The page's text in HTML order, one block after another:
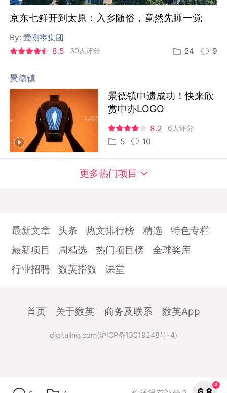
京东七鲜开到太原：入乡随俗，竟然先睡一觉
By:壹捌零集团
8.5
30人评分 24 9
景德镇
景德镇申遗成功！快来欣
赏申办LOGO
8.2 6人评分
5 10
更多热门项目
4
最新文章 头条 热文排行榜 精选
特色专栏
最新项目
周精选 热门项目榜
全球奖库
行业招聘
数英指数 课堂
首页 关于数英 商务及联系 数英App
digitaling.com(沪ICP备13019248号-4)